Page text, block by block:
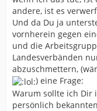
andere, ist es
Und da Du ja
vornherein gegen
und die
Landesverbänden
abzuschmettern,
) eine Frage:
Warum sollte ich Dir
persönlich